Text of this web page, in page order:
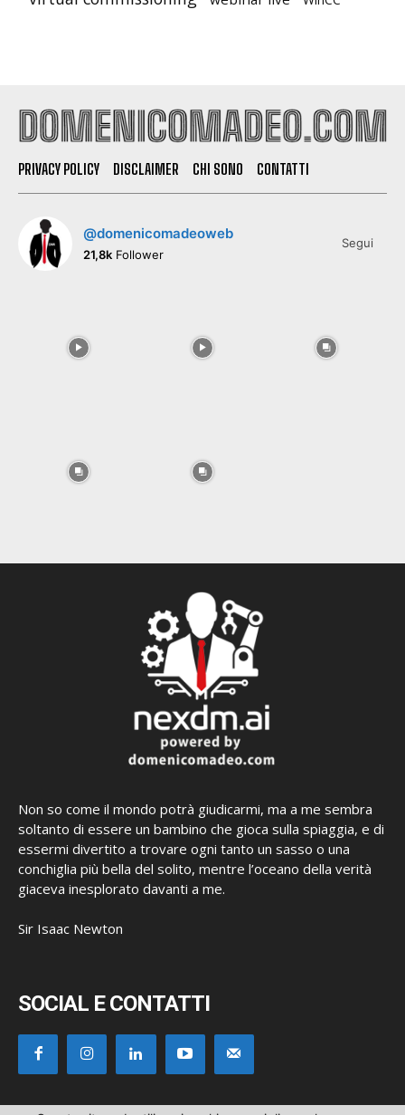
PRIVACY POLICY DISCLAIMER CHI SONO CONTATTI
@domenicomadeoweb
21,8k Follower
Segui
Non so come il mondo potrà giudicarmi, ma a me sembra
soltanto di essere un bambino che gioca sulla spiaggia, e di
essermi divertito a trovare ogni tanto un sasso o una
conchiglia più bella del solito, mentre l’oceano della verità
giaceva inesplorato davanti a me.
Sir Isaac Newton
SOCIAL E CONTATTI